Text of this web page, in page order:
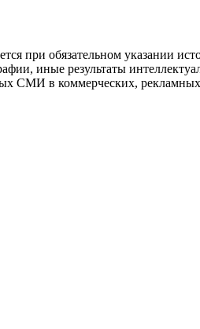
при обязательном указании
иные результаты
СМИ в коммерческих,